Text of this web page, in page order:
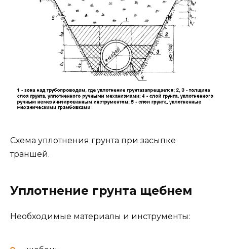
Схема уплотнения грунта при засыпке
траншей.
Уплотнение грунта щебнем
Необходимые материалы и инструменты: